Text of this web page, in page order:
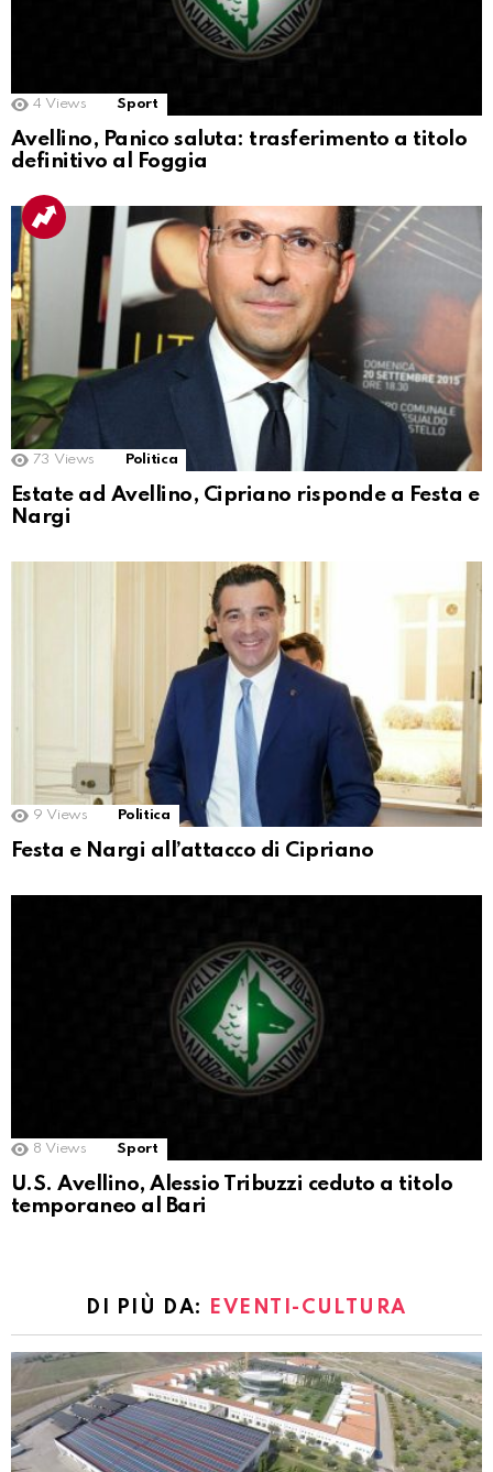
4 Views Sport
Avellino, Panico saluta: trasferimento a titolo
definitivo al Foggia
73 Views Politica
Estate ad Avellino, Cipriano risponde a Festa e
Nargi
9 Views Politica
Festa e Nargi all’attacco di Cipriano
8 Views Sport
U.S. Avellino, Alessio Tribuzzi ceduto a titolo
temporaneo al Bari
DI PIÙ DA: EVENTI-CULTURA